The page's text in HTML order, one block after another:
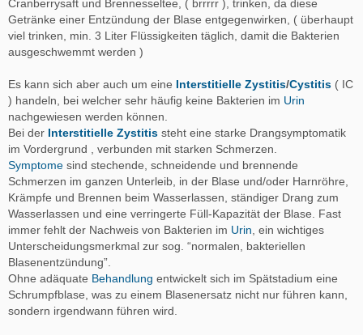
Cranberrysaft und Brennesseltee, ( brrrrr ), trinken, da diese
Getränke einer Entzündung der Blase entgegenwirken, ( überhaupt
viel trinken, min. 3 Liter Flüssigkeiten täglich, damit die Bakterien
ausgeschwemmt werden )
Es kann sich aber auch um eine Interstitielle Zystitis/Cystitis ( IC
) handeln, bei welcher sehr häufig keine Bakterien im Urin
nachgewiesen werden können.
Bei der Interstitielle Zystitis steht eine starke Drangsymptomatik
im Vordergrund , verbunden mit starken Schmerzen.
Symptome sind stechende, schneidende und brennende
Schmerzen im ganzen Unterleib, in der Blase und/oder Harnröhre,
Krämpfe und Brennen beim Wasserlassen, ständiger Drang zum
Wasserlassen und eine verringerte Füll-Kapazität der Blase. Fast
immer fehlt der Nachweis von Bakterien im Urin , ein wichtiges
Unterscheidungsmerkmal zur sog. “normalen, bakteriellen
Blasenentzündung”.
Ohne adäquate Behandlung entwickelt sich im Spätstadium eine
Schrumpfblase, was zu einem Blasenersatz nicht nur führen kann,
sondern irgendwann führen wird.